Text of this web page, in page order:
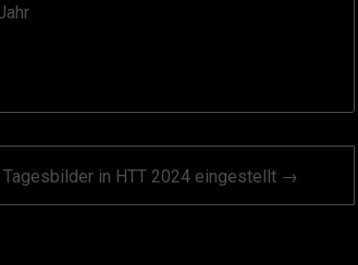
Tagesbilder in HTT 2024 eingestellt →